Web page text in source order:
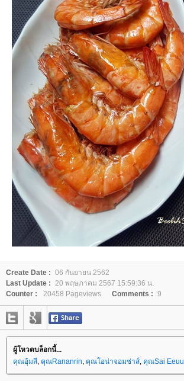
Create Date : 06 กันยายน 2562
Last Update :
20 พฤษภาคม 2567 15:59:36 น.
Counter :
20458 Pageviews. Comments : 9
ผู้โหวตบล็อกนี้...
คุณอุ้มสี คุณRananrin คุณโอน่าจอมซ่าส์ คุณSai Eeuu